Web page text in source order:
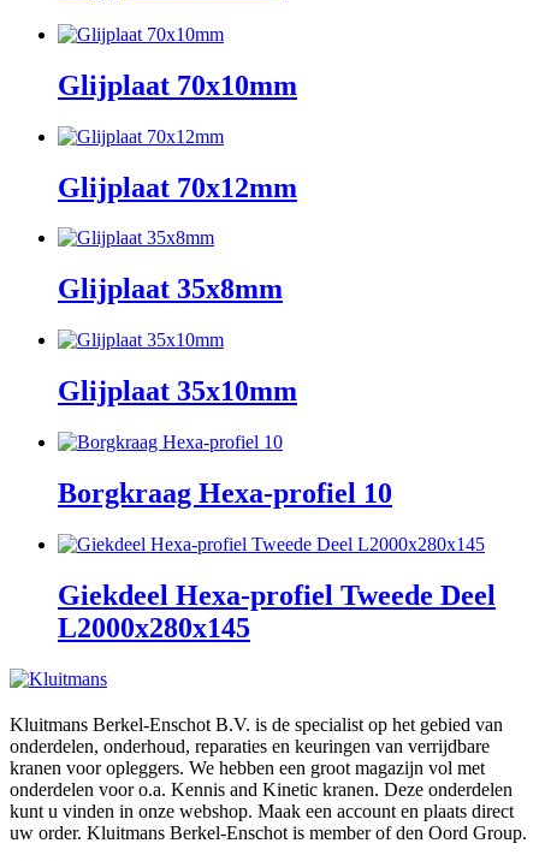
Glijplaat 70x10mm
Glijplaat 70x12mm
Glijplaat 35x8mm
Glijplaat 35x10mm
Borgkraag Hexa-profiel 10
Giekdeel Hexa-profiel Tweede Deel
L2000x280x145
Kluitmans Berkel-Enschot B.V. is de specialist op het gebied van
onderdelen, onderhoud, reparaties en keuringen van verrijdbare
kranen voor opleggers. We hebben een groot magazijn vol met
onderdelen voor o.a. Kennis and Kinetic kranen. Deze onderdelen
kunt u vinden in onze webshop. Maak een account en plaats direct
uw order. Kluitmans Berkel-Enschot is member of den Oord Group.